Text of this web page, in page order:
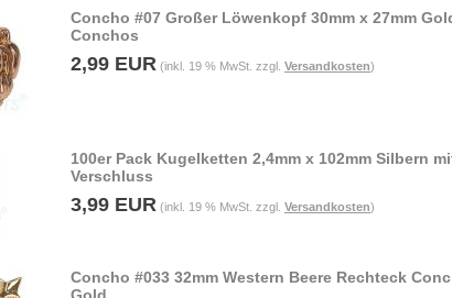
Concho #07 Großer Löwenkopf 30mm x 27mm
Conchos
2,99 EUR (inkl. 19 % MwSt. zzgl. Versandkosten)
100er Pack Kugelketten 2,4mm x 102mm Silbern
Verschluss
3,99 EUR (inkl. 19 % MwSt. zzgl. Versandkosten)
Concho #033 32mm Western Beere Rechteck